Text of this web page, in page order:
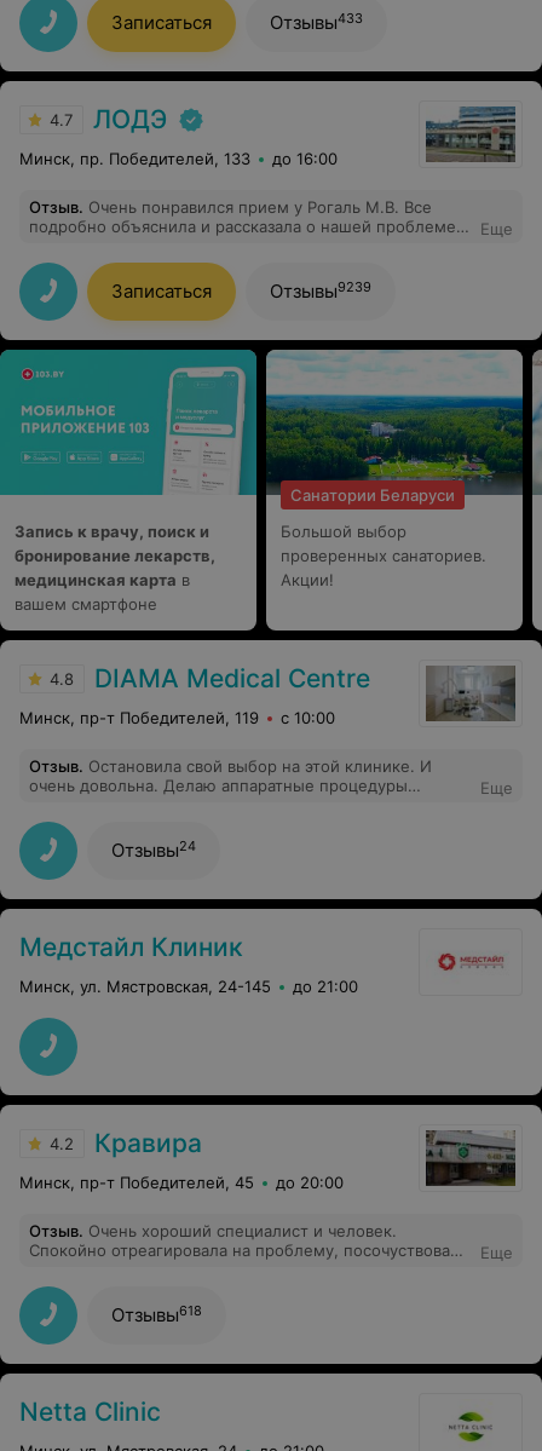
Всем рекомендую этого
врача.Высококвалифицированный и внимательный
специалист. Спасибо!!!
Записаться Отзывы433
4.7 ЛОДЭ
Минск, пр. Победителей, 133 до 16:00
Отзыв. Очень понравился прием у Рогаль М.В. Все
подробно объяснила и рассказала о нашей проблеме,
Еще
Записаться Отзывы9239
Запись к врачу, поиск и
бронирование лекарств,
медицинская карта в
вашем смартфоне
Санатории Беларуси
Большой выбор
проверенных санаториев.
Акции!
4.8 DIAMA Medical Centre
Минск, пр-т Победителей, 119 с 10:00
Отзыв. Остановила свой выбор на этой клинике. И
очень довольна. Делаю аппаратные процедуры
увидела результат, впереди шлифовка) Жду с
нетерпением!
Еще
Отзывы24
Медстайл Клиник
Минск, ул. Мястровская, 24-145 до 21:00
4.2 Кравира
Минск, пр-т Победителей, 45 до 20:00
Отзыв. Очень хороший специалист и человек.
Спокойно отреагировала на проблему, посочуствовала
проблему и помогают её купировать уже полгода.
Ранее с этим вопросом обращалась к нескольким
врачам, но с проблемой справиться так и не смогли.
Спасибо большое врачу. Рекомендую!
Еще
Отзывы618
Netta Clinic